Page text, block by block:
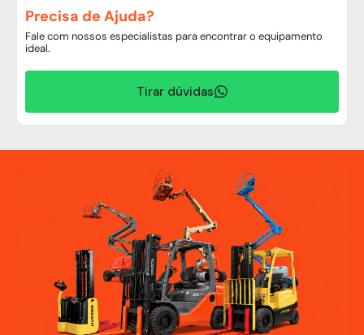
Precisa de Ajuda?
Fale com nossos especialistas para encontrar o equipamento
ideal.
Tirar dúvidas